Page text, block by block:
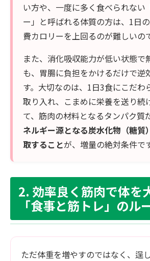
い方や、一度に多く食べられない
ー」と呼ばれる体質の方は、1日
費カロリーを上回るのが難しいの
また、消化吸収能力が低い状態で
も、胃腸に負担をかけるだけで逆
す。大切なのは、1日3食にこだわ
取り入れ、こまめに栄養を送り続
て、筋肉の材料となるタンパク質
ネルギー源となる炭水化物（糖質
取することが、増量の絶対条件で
2. 効率良く筋肉で体を
「食事と筋トレ」のル
ただ体重を増やすのではなく、逞